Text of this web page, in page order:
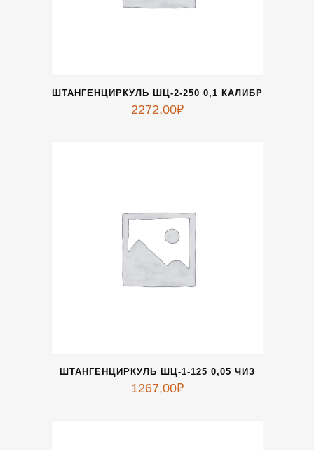
ШТАНГЕНЦИРКУЛЬ ШЦ-2-250 0,1 КАЛИБР
2272,00₽
ШТАНГЕНЦИРКУЛЬ ШЦ-1-125 0,05 ЧИЗ
1267,00₽